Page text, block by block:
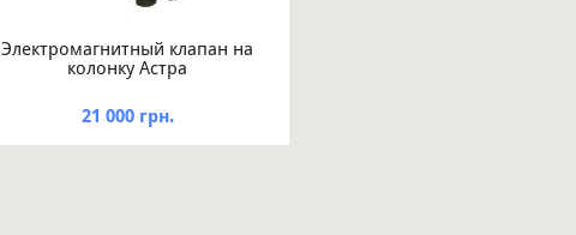
Электромагнитный клапан на
колонку Астра
21 000 грн.